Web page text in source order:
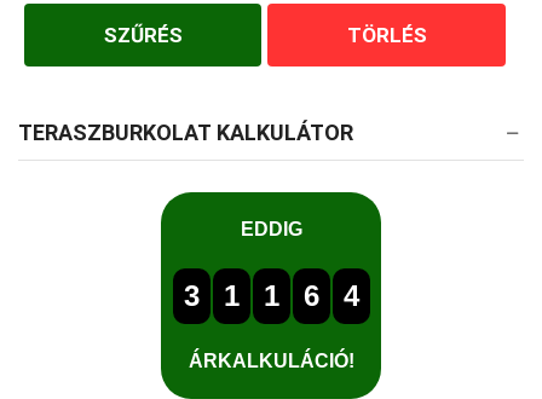
SZŰRÉS TÖRLÉS
TERASZBURKOLAT KALKULÁTOR